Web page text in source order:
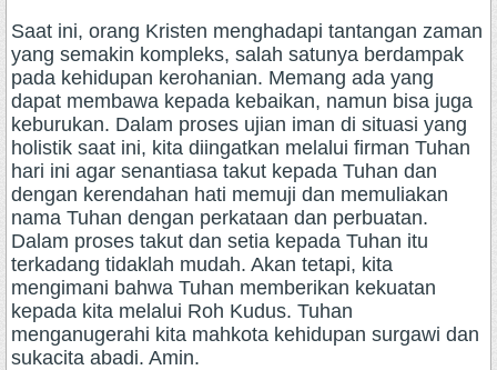
Saat ini, orang Kristen menghadapi tantangan zaman
yang semakin kompleks, salah satunya berdampak
pada kehidupan kerohanian. Memang ada yang
dapat membawa kepada kebaikan, namun bisa juga
keburukan. Dalam proses ujian iman di situasi yang
holistik saat ini, kita diingatkan melalui firman Tuhan
hari ini agar senantiasa takut kepada Tuhan dan
dengan kerendahan hati memuji dan memuliakan
nama Tuhan dengan perkataan dan perbuatan.
Dalam proses takut dan setia kepada Tuhan itu
terkadang tidaklah mudah. Akan tetapi, kita
mengimani bahwa Tuhan memberikan kekuatan
kepada kita melalui Roh Kudus. Tuhan
menganugerahi kita mahkota kehidupan surgawi dan
sukacita abadi. Amin.